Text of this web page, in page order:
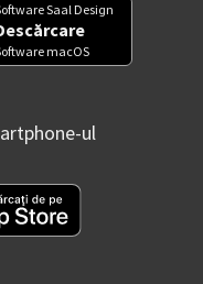
Saal Design
macOS
ul